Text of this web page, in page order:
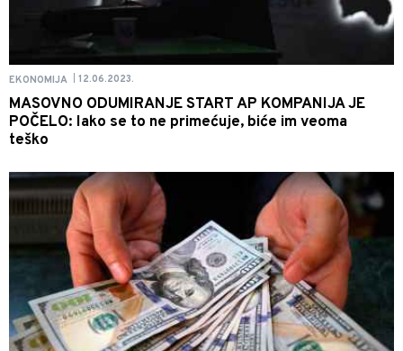
EKONOMIJA 12.06.2023.
MASOVNO ODUMIRANJE START AP KOMPANIJA JE
POČELO: Iako se to ne primećuje, biće im veoma
teško